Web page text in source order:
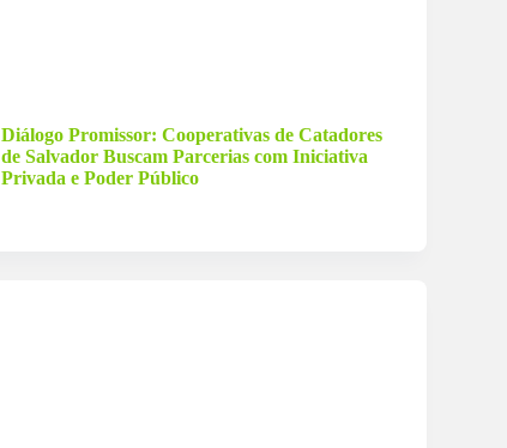
Diálogo Promissor: Cooperativas de Catadores
de Salvador Buscam Parcerias com Iniciativa
Privada e Poder Público